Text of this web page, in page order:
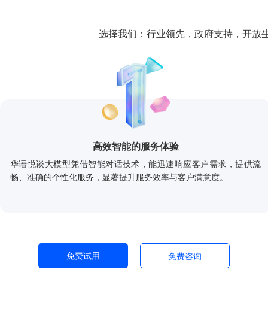
选择我们：行业领先，政府支持，开放
高效智能的服务体验
华语悦谈大模型凭借智能对话技术，能迅速响应客户需求，提供流
畅、准确的个性化服务，显著提升服务效率与客户满意度。
免费试用 免费咨询